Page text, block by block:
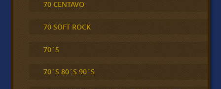
70 CENTAVO
70 SOFT ROCK
70´S
70´S 80´S 90´S